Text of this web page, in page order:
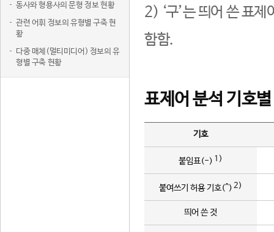
동사와 형용사의 문형 정보 현황
관련 어휘 정보의 유형별 구축 현
황
다중 매체(멀티미디어) 정보의 유
형별 구축 현황
2) ‘구’는 띄어 쓴 표
함함.
표제어 분석 기호
기호
붙임표(-) 1)
붙여쓰기 허용 기호(^) 2)
띄어 쓴 것